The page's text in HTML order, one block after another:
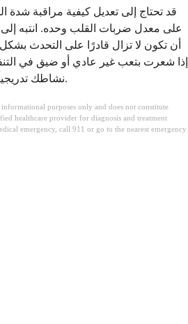
قد تحتاج إلى تعديل كيفية مراقبة شدة
على معدل ضربات القلب وحده. انتبه
أن تكون لا تزال قادرًا على التحدث
إذا شعرت بتعب غير عادي أو ضيق في
نشاطك تدريجياً مع تكيف جسمك مع الدواء.
purposes only and does not constitute
healthcare provider for diagnosis and treatment
emergency, call 911 or go to the nearest emergency